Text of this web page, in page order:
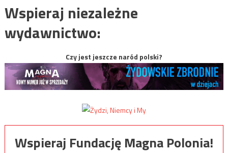
Wspieraj niezależne
wydawnictwo:
Czy jest jeszcze naród polski?
Wspieraj Fundację Magna Polonia!